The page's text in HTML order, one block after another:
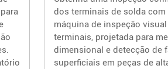
dos terminais de solda com
máquina de inspeção
terminais, projetada para
dimensional e detecção de
superficiais em peças de